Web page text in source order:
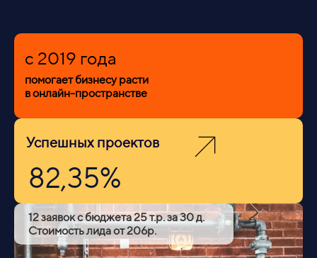
c 2019 года
помогает бизнесу расти
в онлайн-пространстве
82,35%
Успешных проектов
12 заявок с бюджета 25 т.р. за 30 д.
Стоимость лида от 206р.